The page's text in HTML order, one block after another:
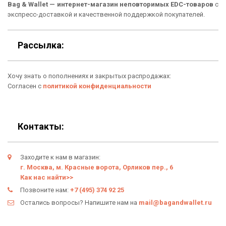
Условия возврата
Оферта
Политика конфиденциальности
Личный кабинет
Bag & Wallet — интернет-магазин неповторимых EDC-товаров с
экспресс-доставкой и качественной поддержкой покупателей.
Рассылка:
Хочу знать о пополнениях и закрытых распродажах:
Согласен с политикой конфиденциальности
Контакты:
Заходите к нам в магазин:
г. Москва, м. Красные ворота, Орликов пер., 6
Как нас найти>>
Позвоните нам: +7 (495) 374 92 25
Остались вопросы? Напишите нам на mail@bagandwallet.ru